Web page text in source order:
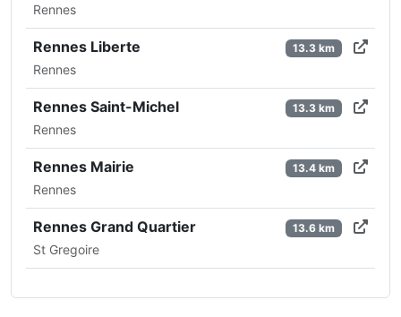
Rennes
Rennes Liberte
Rennes
13.3 km
Rennes Saint-Michel
Rennes
13.3 km
Rennes Mairie
Rennes
13.4 km
Rennes Grand Quartier
St Gregoire
13.6 km